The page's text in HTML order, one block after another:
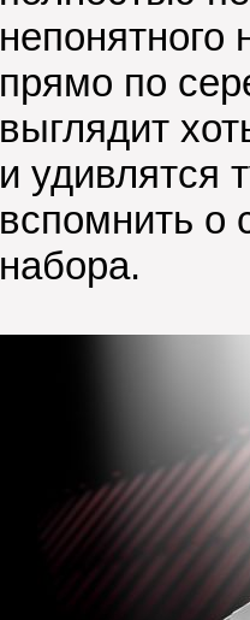
прямо по
выглядит
и удивлятся
вспомнить о
набора.